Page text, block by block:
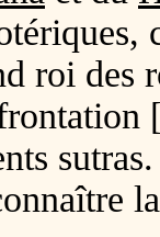
roi des